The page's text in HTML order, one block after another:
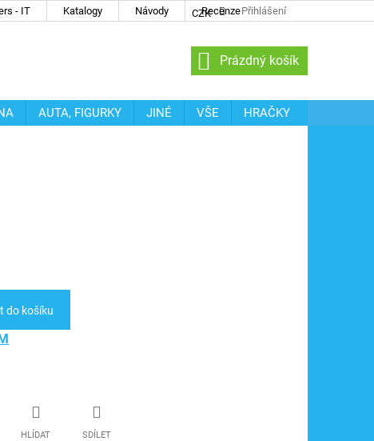
- IT Katalogy Návody Recenze
CZK Přihlášení
NÁKUPNÍ
KOŠÍK
Prázdný košík
AUTA, FIGURKY JINÉ VŠE
HRAČKY
do košíku
HLÍDAT SDÍLET